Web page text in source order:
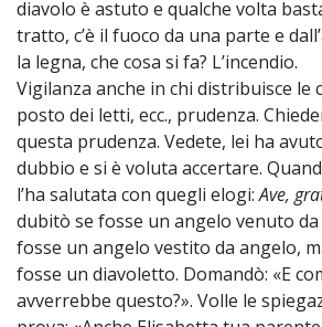
diavolo è astuto e qualche volta
tratto, c’è il fuoco da una parte e
la legna, che cosa si fa? L’incendio.
Vigilanza anche in chi distribuisce le
posto dei letti, ecc., prudenza.
questa prudenza. Vedete, lei ha
dubbio e si è voluta accertare.
l’ha salutata con quegli elogi:Ave,
dubitò se fosse un angelo venuto da
fosse un angelo vestito da angelo,
fosse un diavoletto. Domandò: «E
avverrebbe questo?». Volle le